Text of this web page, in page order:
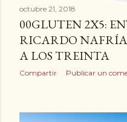
octubre 21, 2018
00GLUTEN 2X5:
RICARDO
A LOS TREINTA
Compartir Publicar un